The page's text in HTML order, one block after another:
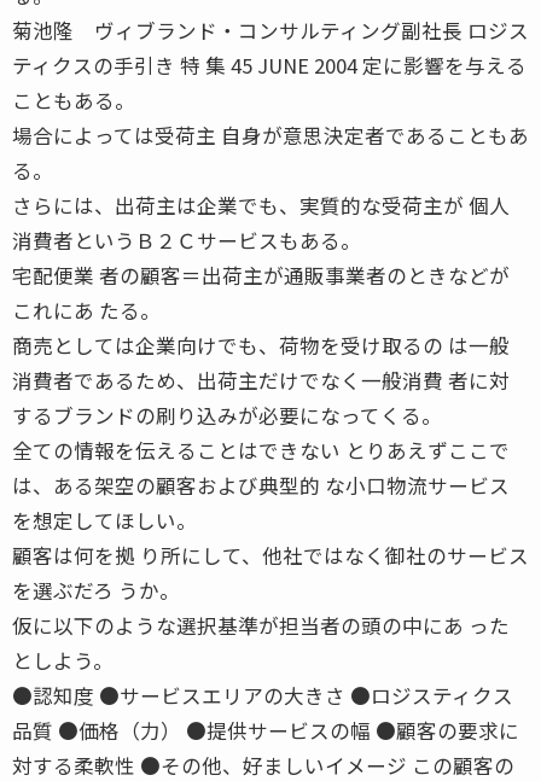
菊池隆 ヴィブランド・コンサルティング副社長 ロジス
ティクスの手引き 特 集 45 JUNE 2004 定に影響を与える
こともある。
場合によっては受荷主 自身が意思決定者であることもあ
る。
さらには、出荷主は企業でも、実質的な受荷主が 個人
消費者というＢ２Ｃサービスもある。
宅配便業 者の顧客＝出荷主が通販事業者のときなどが
これにあ たる。
商売としては企業向けでも、荷物を受け取るの は一般
消費者であるため、出荷主だけでなく一般消費 者に対
するブランドの刷り込みが必要になってくる。
全ての情報を伝えることはできない とりあえずここで
は、ある架空の顧客および典型的 な小口物流サービス
を想定してほしい。
顧客は何を拠 り所にして、他社ではなく御社のサービス
を選ぶだろ うか。
仮に以下のような選択基準が担当者の頭の中にあ った
としよう。
●認知度 ●サービスエリアの大きさ ●ロジスティクス
品質 ●価格（力） ●提供サービスの幅 ●顧客の要求に
対する柔軟性 ●その他、好ましいイメージ この顧客の